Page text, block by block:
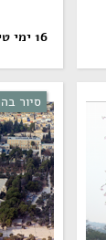
16 ימי טיול בדגש תרבות, פילוסופיה ואומנות
סיור